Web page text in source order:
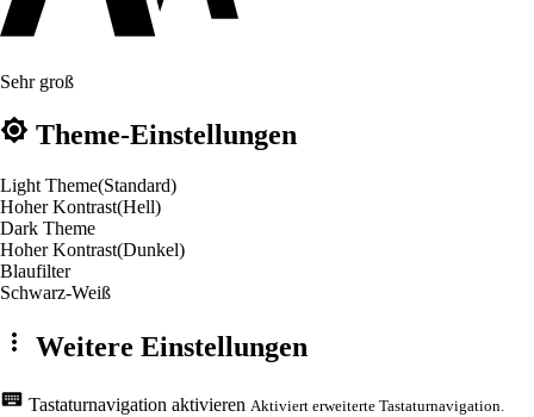
Sehr groß
Theme-Einstellungen
Light Theme(Standard)
Hoher Kontrast(Hell)
Dark Theme
Hoher Kontrast(Dunkel)
Blaufilter
Schwarz-Weiß
Weitere Einstellungen
Tastaturnavigation aktivieren Aktiviert erweiterte Tastaturnavigation.